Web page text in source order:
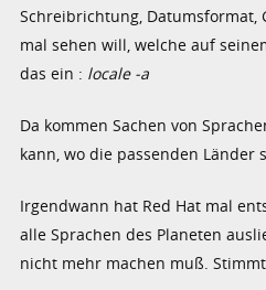
Schreibrichtung, Datumsformat,
mal sehen will, welche auf
das ein : locale -a
Da kommen Sachen von
kann, wo die passenden Länder
Irgendwann hat Red Hat mal
alle Sprachen des Planeten
nicht mehr machen muß.